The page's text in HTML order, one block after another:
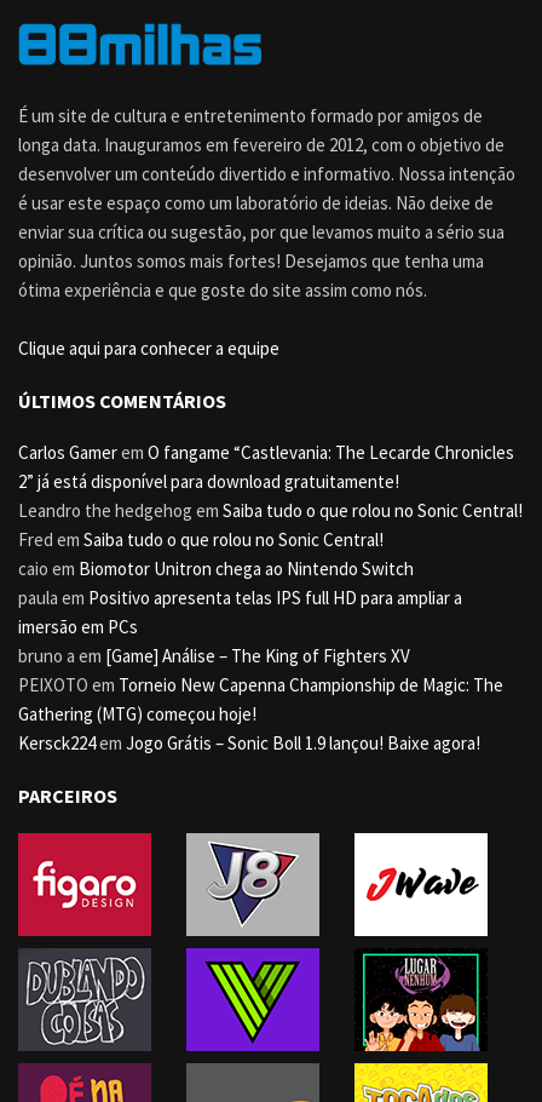
É um site de cultura e entretenimento formado por amigos de
longa data. Inauguramos em fevereiro de 2012, com o objetivo de
desenvolver um conteúdo divertido e informativo. Nossa intenção
é usar este espaço como um laboratório de ideias. Não deixe de
enviar sua crítica ou sugestão, por que levamos muito a sério sua
opinião. Juntos somos mais fortes! Desejamos que tenha uma
ótima experiência e que goste do site assim como nós.
Clique aqui para conhecer a equipe
ÚLTIMOS COMENTÁRIOS
Carlos Gamerem O fangame “Castlevania: The Lecarde Chronicles
2” já está disponível para download gratuitamente!
Leandro the hedgehog em Saiba tudo o que rolou no Sonic Central!
Fred em Saiba tudo o que rolou no Sonic Central!
caio em Biomotor Unitron chega ao Nintendo Switch
paula em Positivo apresenta telas IPS full HD para ampliar a
imersão em PCs
bruno a em [Game] Análise – The King of Fighters XV
PEIXOTO em Torneio New Capenna Championship de Magic: The
Gathering (MTG) começou hoje!
Kersck224em Jogo Grátis – Sonic Boll 1.9 lançou! Baixe agora!
PARCEIROS